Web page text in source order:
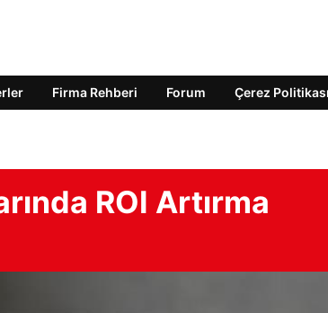
Firma Rehberi Forum Çerez
ROI Artırma